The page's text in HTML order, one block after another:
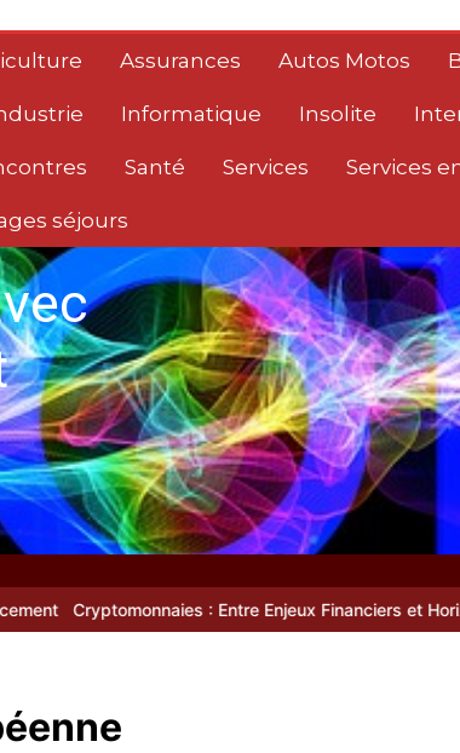
Assurances Autos Motos
Informatique Insolite
Santé Services Services
séjours
: Entre Enjeux Financiers et Horizons Innovants